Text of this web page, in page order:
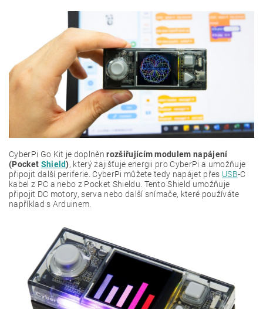
CyberPi Go Kit je doplněnrozšiřujícím modulem napájení
(Pocket Shield), který zajišťuje energii pro CyberPi a umožňuje
připojit další periferie. CyberPi můžete tedy napájet přes USB-C
kabel z PC a nebo z Pocket Shieldu. Tento Shield umožňuje
připojit DC motory, serva nebo další snímače, které používáte
například s Arduinem.